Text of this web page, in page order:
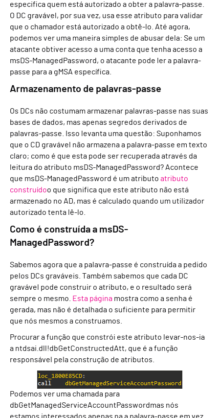
especifica quem está autorizado a obter a palavra-passe.
O DC gravável, por sua vez, usa esse atributo para validar
que o chamador está autorizado a obtê-lo. Até agora,
podemos ver uma maneira simples de abusar dela: Se um
atacante obtiver acesso a uma conta que tenha acesso a
msDS-ManagedPassword, o atacante pode ler a palavra-
passe para a gMSA específica.
Armazenamento de palavras-passe
Os DCs não costumam armazenar palavras-passe nas suas
bases de dados, mas apenas segredos derivados de
palavras-passe. Isso levanta uma questão: Suponhamos
que o CD gravável não armazena a palavra-passe em texto
claro; como é que esta pode ser recuperada através da
leitura do atributo msDS-ManagedPassword? Acontece
que msDS-ManagedPassword é um atributo atributo
construídoo que significa que este atributo não está
armazenado no AD, mas é calculado quando um utilizador
autorizado tenta lê-lo.
Como é construída a msDS-
ManagedPassword?
Sabemos agora que a palavra-passe é construída a pedido
pelos DCs graváveis. Também sabemos que cada DC
gravável pode construir o atributo, e o resultado será
sempre o mesmo.
Esta página mostra como a senha é
gerada, mas não é detalhada o suficiente para permitir
que nós mesmos a construamos.
Procurar a função que constrói este atributo levar-nos-ia
a ntdsai.dll!dbGetConstructedAtt, que é a função
responsável pela construção de atributos.
Podemos ver uma chamada para
dbGetManagedServiceAccountPasswordmas nós